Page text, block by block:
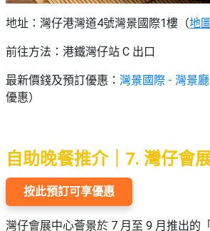
地址：灣仔港灣道4號灣景國際1樓（地圖
前往方法：港鐵灣仔站 C 出口
最新價錢及預訂優惠： 灣景國際 - 灣景廳
優惠）
自助晚餐推介｜7. 灣仔會
按此預訂可享優惠
灣仔會展中心薈景於 7 月至 9 月推出的